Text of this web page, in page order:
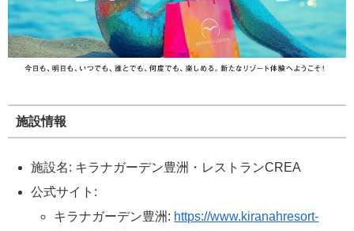
施設情報
施設名: キラナガーデン豊洲・レストランCREA
公式サイト:
キラナガーデン豊洲: https://www.kiranahresort-